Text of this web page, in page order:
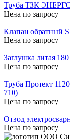
Труба ТЗК
Цена по запросу
Клапан обратный
Цена по запросу
Заглушка литая
Цена по запросу
Труба Протект
710)
Цена по запросу
Отвод
Цена по запросу